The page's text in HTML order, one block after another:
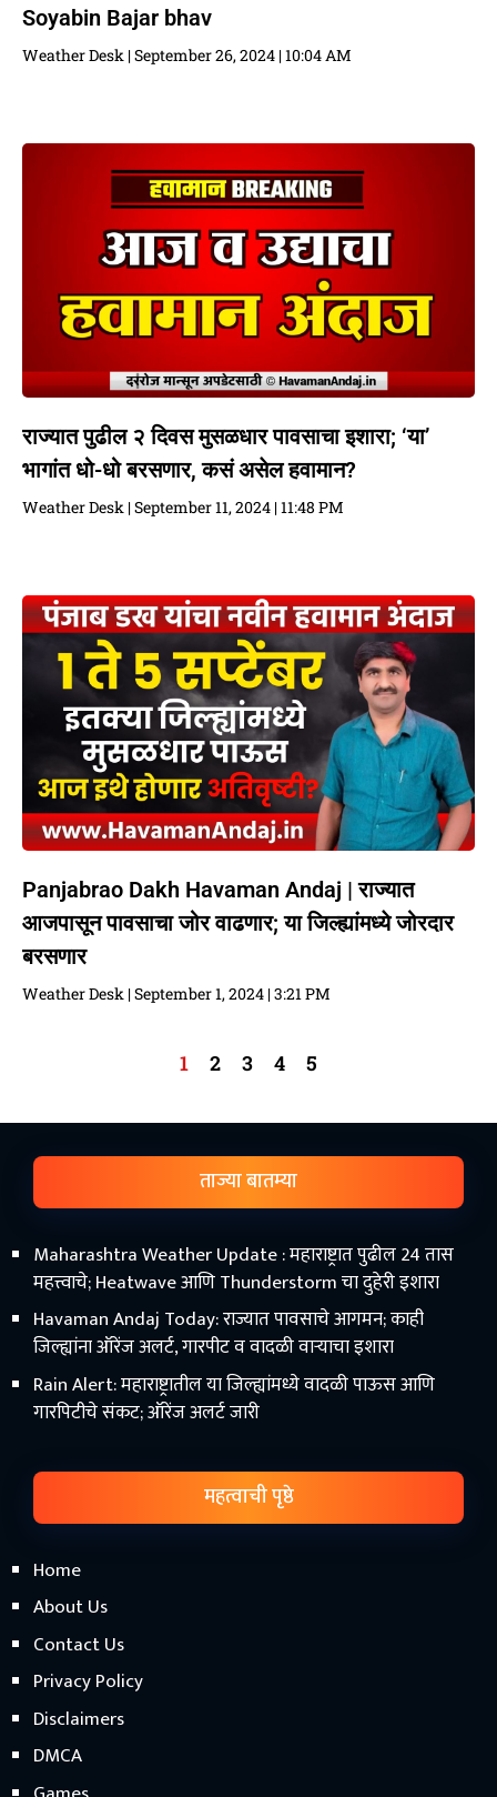
Soyabin Bajar bhav
Weather Desk September 26, 2024 10:04 AM
राज्यात पुढील २ दिवस मुसळधार पावसाचा इशारा; ‘या’
भागांत धो-धो बरसणार, कसं असेल हवामान?
Weather Desk September 11, 2024 11:48 PM
Panjabrao Dakh Havaman Andaj | राज्यात
आजपासून पावसाचा जोर वाढणार; या जिल्ह्यांमध्ये जोरदार
बरसणार
Weather Desk September 1, 2024 3:21 PM
1 2 3 4 5
ताज्या बातम्या
Maharashtra Weather Update : महाराष्ट्रात पुढील 24 तास
महत्त्वाचे; Heatwave आणि Thunderstorm चा दुहेरी इशारा
Havaman Andaj Today: राज्यात पावसाचे आगमन; काही
जिल्ह्यांना ऑरेंज अलर्ट, गारपीट व वादळी वाऱ्याचा इशारा
Rain Alert: महाराष्ट्रातील या जिल्ह्यांमध्ये वादळी पाऊस आणि
गारपिटीचे संकट; ऑरेंज अलर्ट जारी
महत्वाची पृष्ठे
Home
About Us
Contact Us
Privacy Policy
Disclaimers
DMCA